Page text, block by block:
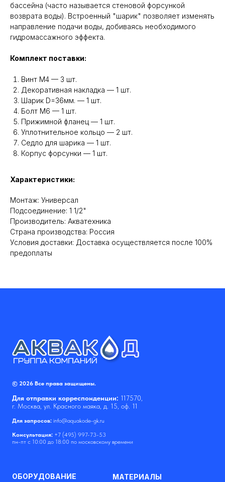
бассейна (часто называется стеновой форсункой
возврата воды). Встроенный "шарик" позволяет изменять
направление подачи воды, добиваясь необходимого
гидромассажного эффекта.
Комплект поставки:
Винт М4 — 3 шт.
Декоративная накладка — 1 шт.
Шарик D=36мм. — 1 шт.
Болт М6 — 1 шт.
Прижимной фланец — 1 шт.
Уплотнительное кольцо — 2 шт.
Седло для шарика — 1 шт.
Корпус форсунки — 1 шт.
Характеристики:
Монтаж: Универсал
Подсоединение: 1 1/2"
Производитель: Акватехника
Cтрана производства: Россия
Условия доставки: Доставка осуществляется после 100%
предоплаты
© 2026 Все права защищены.
Для отправки корреспонденции: 117570,
г. Москва, ул. Красного маяка, д. 15, оф. 11
Для запросов: info@aquakode-gk.ru
Консультация: +7 (495) 997-73-53
пн-пт с 10:00 до 18:00 по московскому времени
ОБОРУДОВАНИЕ
МАТЕРИАЛЫ